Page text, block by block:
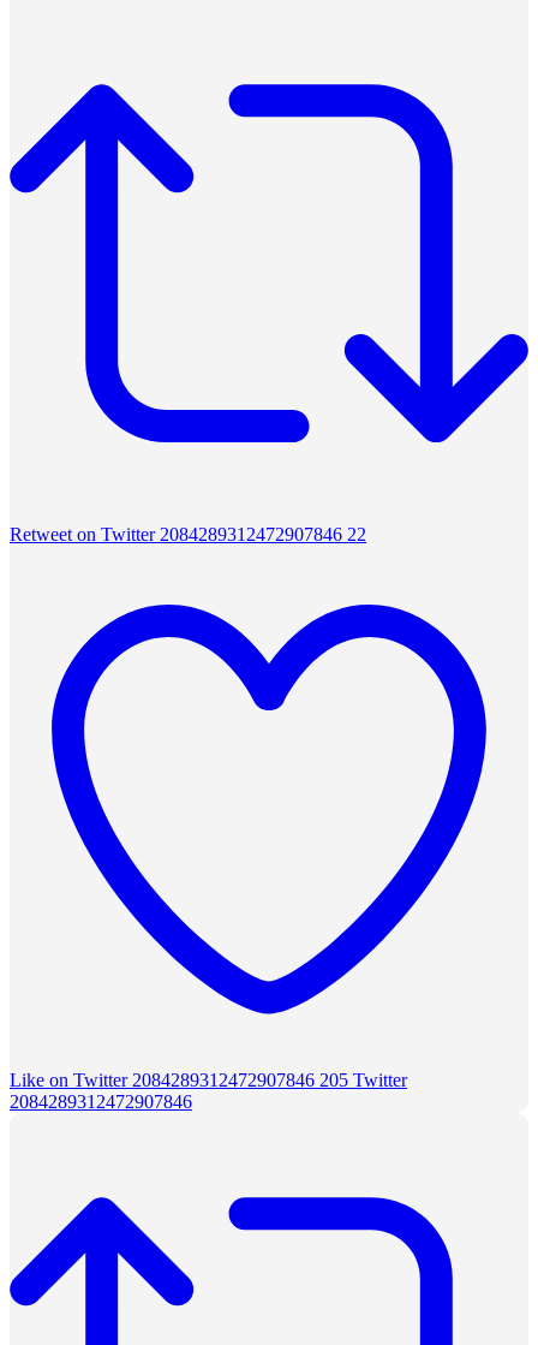
Retweet on Twitter 2084289312472907846 22
Like on Twitter 2084289312472907846 205 Twitter
2084289312472907846